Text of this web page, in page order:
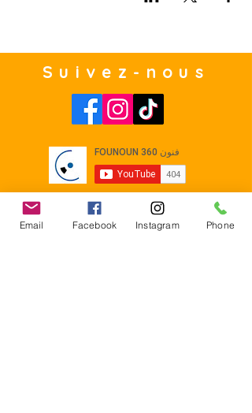
Suivez-nous
Email Facebook Instagram Phone